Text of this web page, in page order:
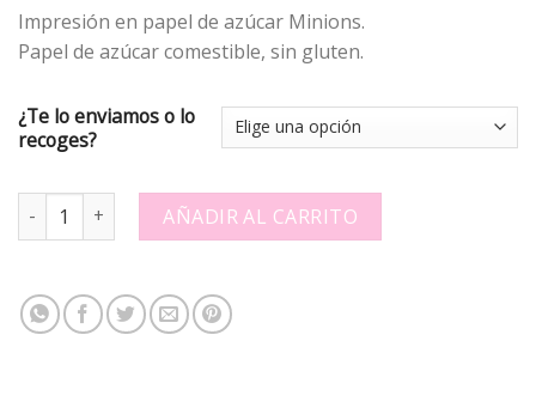
Impresión en papel de azúcar Minions.
Papel de azúcar comestible, sin gluten.
¿Te lo enviamos o lo
recoges?
Papel de azucar - Minions - Cuadrado quantity
AÑADIR AL CARRITO